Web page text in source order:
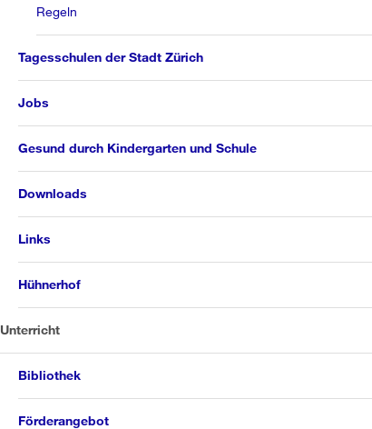
Regeln
Tagesschulen der Stadt Zürich
Jobs
Gesund durch Kindergarten und Schule
Downloads
Links
Hühnerhof
Unterricht
Bibliothek
Förderangebot